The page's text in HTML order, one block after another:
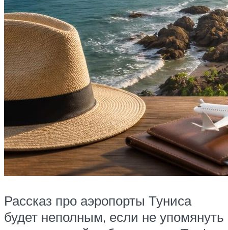
Рассказ про аэропорты Туниса
будет неполным, если не упомянуть